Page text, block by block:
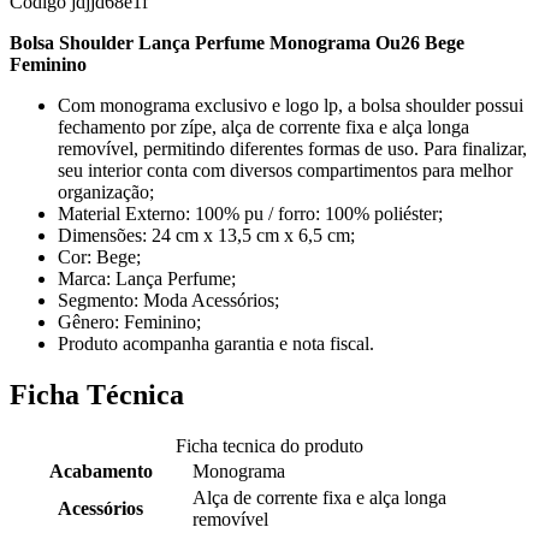
Bolsa Shoulder Lança Perfume Monograma Ou26 Bege
Feminino
Com monograma exclusivo e logo lp, a bolsa shoulder possui
fechamento por zípe, alça de corrente fixa e alça longa
removível, permitindo diferentes formas de uso. Para finalizar,
seu interior conta com diversos compartimentos para melhor
organização;
Material Externo: 100% pu / forro: 100% poliéster;
Dimensões: 24 cm x 13,5 cm x 6,5 cm;
Cor: Bege;
Marca: Lança Perfume;
Segmento: Moda Acessórios;
Gênero: Feminino;
Produto acompanha garantia e nota fiscal.
Ficha Técnica
Ficha tecnica do produto
Acabamento
Monograma
Acessórios
Alça de corrente fixa e alça longa
removível